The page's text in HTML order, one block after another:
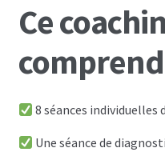
Ce
8 séances individuelles
Une séance de